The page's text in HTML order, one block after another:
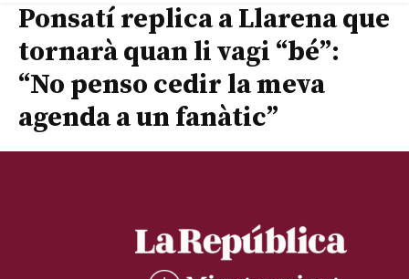
Ponsatí replica a Llarena que
tornarà quan li vagi “bé”:
“No penso cedir la meva
agenda a un fanàtic”